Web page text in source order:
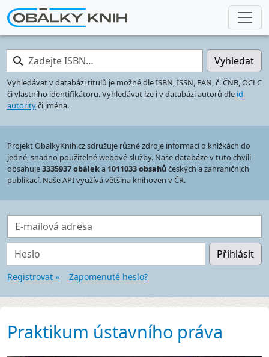
Zadejte ISBN… Vyhledat
Vyhledávat v databázi titulů je možné dle ISBN, ISSN, EAN, č. ČNB, OCLC
či vlastního identifikátoru. Vyhledávat lze i v databázi autorů dle id
autorityči jména.
Projekt ObalkyKnih.cz sdružuje různé zdroje informací o knížkách do
jedné, snadno použitelné webové služby. Naše databáze v tuto chvíli
obsahuje3335937 obáleka 1011033 obsahůčeských a zahraničních
publikací. Naše API využívá většina knihoven v ČR.
E-mailová adresa
Heslo Přihlásit
Registrovat » Zapomenuté heslo?
Praktikum ústavního práva